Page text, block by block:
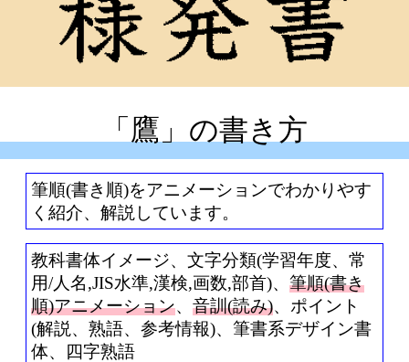
「鷹」の書き方
筆順(書き順)をアニメーションでわかりやす
く紹介、解説しています。
教科書体イメージ、文字分類(学習年度、常
用/人名,JIS水準,漢検,画数,部首)、 筆順(書き
順)アニメーション、 音訓(読み)、ポイント
(解説、熟語、参考情報)、筆書系デザイン書
体、四字熟語